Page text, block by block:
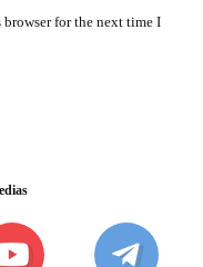
browser for the next time I